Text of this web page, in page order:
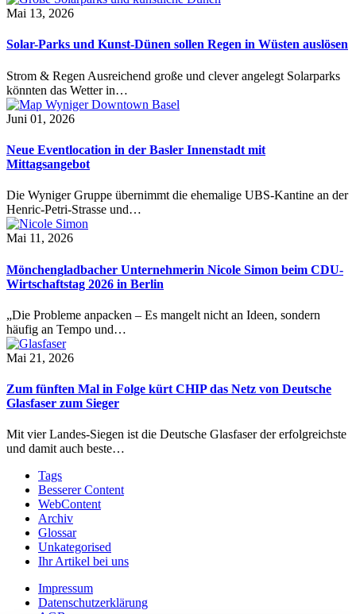
Mai 13, 2026
Solar-Parks und Kunst-Dünen sollen Regen in Wüsten auslösen
Strom & Regen Ausreichend große und clever angelegt Solarparks
könnten das Wetter in…
Juni 01, 2026
Neue Eventlocation in der Basler Innenstadt mit
Mittagsangebot
Die Wyniger Gruppe übernimmt die ehemalige UBS-Kantine an der
Henric-Petri-Strasse und…
Mai 11, 2026
Mönchengladbacher Unternehmerin Nicole Simon beim CDU-
Wirtschaftstag 2026 in Berlin
„Die Probleme anpacken – Es mangelt nicht an Ideen, sondern
häufig an Tempo und…
Mai 21, 2026
Zum fünften Mal in Folge kürt CHIP das Netz von Deutsche
Glasfaser zum Sieger
Mit vier Landes-Siegen ist die Deutsche Glasfaser der erfolgreichste
und damit auch beste…
Tags
Besserer Content
WebContent
Archiv
Glossar
Unkategorised
Ihr Artikel bei uns
Impressum
Datenschutzerklärung